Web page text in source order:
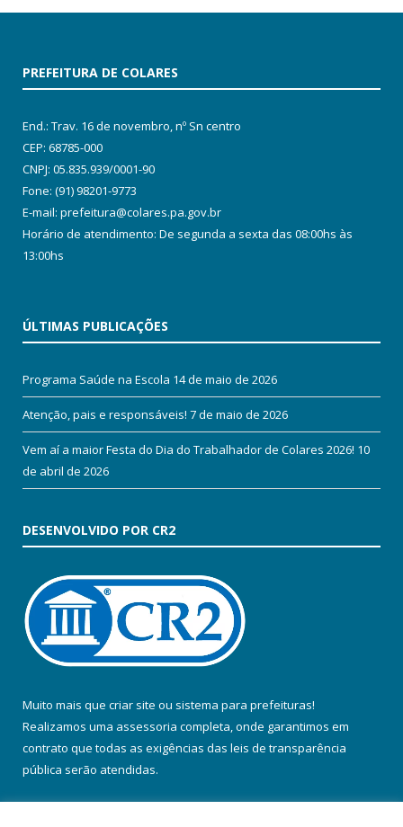
PREFEITURA DE COLARES
End.: Trav. 16 de novembro, nº Sn centro
CEP: 68785-000
CNPJ: 05.835.939/0001-90
Fone: (91) 98201-9773
E-mail: prefeitura@colares.pa.gov.br
Horário de atendimento: De segunda a sexta das 08:00hs às
13:00hs
ÚLTIMAS PUBLICAÇÕES
Programa Saúde na Escola 14 de maio de 2026
Atenção, pais e responsáveis! 7 de maio de 2026
Vem aí a maior Festa do Dia do Trabalhador de Colares 2026! 10
de abril de 2026
DESENVOLVIDO POR CR2
Muito mais que criar site ou sistema para prefeituras!
Realizamos uma assessoria completa, onde garantimos em
contrato que todas as exigências das leis de transparência
pública serão atendidas.